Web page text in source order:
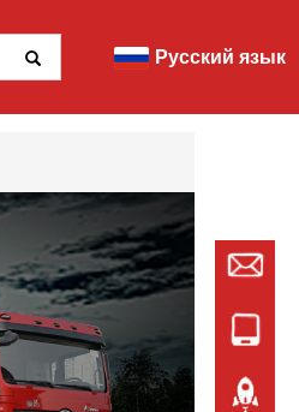
Русский язык